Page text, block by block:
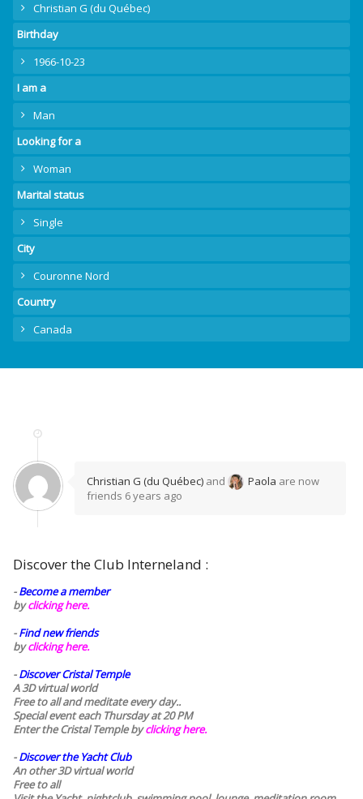
Christian G (du Québec)
Birthday
1966-10-23
I am a
Man
Looking for a
Woman
Marital status
Single
City
Couronne Nord
Country
Canada
Christian G (du Québec) and Paola are now
friends 6 years ago
Discover the Club Interneland :
-Become a member
byclicking here.
-Find new friends
byclicking here.
-Discover Cristal Temple
A 3D virtual world
Free to all and meditate every day..
Special event each Thursday at 20 PM
Enter the Cristal Temple byclicking here.
-Discover the Yacht Club
An other 3D virtual world
Free to all